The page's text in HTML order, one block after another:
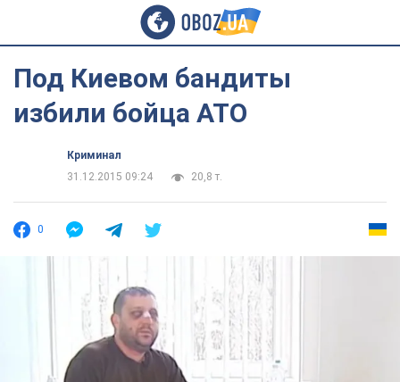
Под Киевом бандиты
избили бойца АТО
Криминал
31.12.2015 09:24
20,8 т.
0